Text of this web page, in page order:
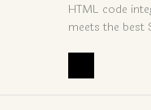
HTML code
meets the best